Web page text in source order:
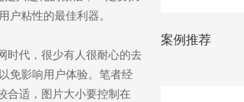
户粘性的最佳利器。
时代，很少有人很耐心的去
免影响用户体验。笔者经
合适，图片大小要控制在
案例推荐